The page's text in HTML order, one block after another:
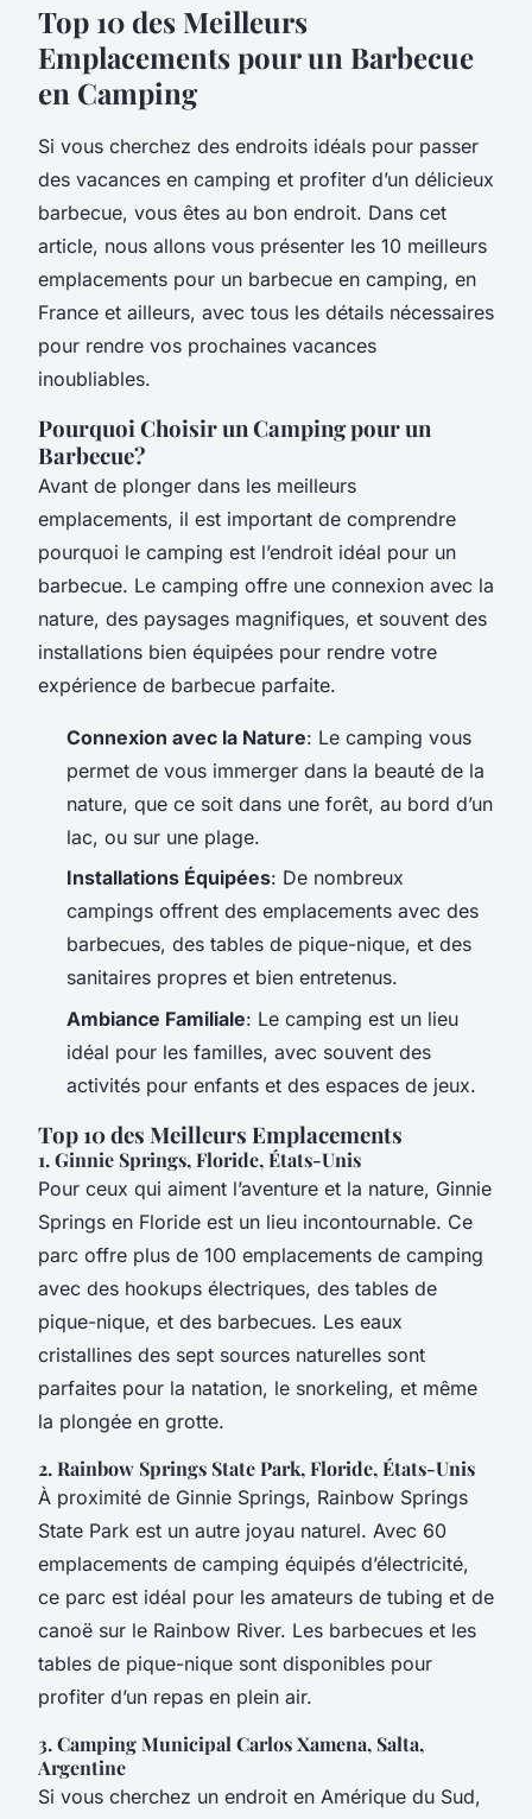
Top 10 des Meilleurs
Emplacements pour un Barbecue
en Camping
Si vous cherchez des endroits idéals pour passer
des vacances en camping et profiter d’un délicieux
barbecue, vous êtes au bon endroit. Dans cet
article, nous allons vous présenter les 10 meilleurs
emplacements pour un barbecue en camping, en
France et ailleurs, avec tous les détails nécessaires
pour rendre vos prochaines vacances
inoubliables.
Pourquoi Choisir un Camping pour un
Barbecue?
Avant de plonger dans les meilleurs
emplacements, il est important de comprendre
pourquoi le camping est l’endroit idéal pour un
barbecue. Le camping offre une connexion avec la
nature, des paysages magnifiques, et souvent des
installations bien équipées pour rendre votre
expérience de barbecue parfaite.
Connexion avec la Nature: Le camping vous
permet de vous immerger dans la beauté de la
nature, que ce soit dans une forêt, au bord d’un
lac, ou sur une plage.
Installations Équipées: De nombreux
campings offrent des emplacements avec des
barbecues, des tables de pique-nique, et des
sanitaires propres et bien entretenus.
Ambiance Familiale: Le camping est un lieu
idéal pour les familles, avec souvent des
activités pour enfants et des espaces de jeux.
Top 10 des Meilleurs Emplacements
1. Ginnie Springs, Floride, États-Unis
Pour ceux qui aiment l’aventure et la nature, Ginnie
Springs en Floride est un lieu incontournable. Ce
parc offre plus de 100 emplacements de camping
avec des hookups électriques, des tables de
pique-nique, et des barbecues. Les eaux
cristallines des sept sources naturelles sont
parfaites pour la natation, le snorkeling, et même
la plongée en grotte.
2. Rainbow Springs State Park, Floride, États-Unis
À proximité de Ginnie Springs, Rainbow Springs
State Park est un autre joyau naturel. Avec 60
emplacements de camping équipés d’électricité,
ce parc est idéal pour les amateurs de tubing et de
canoë sur le Rainbow River. Les barbecues et les
tables de pique-nique sont disponibles pour
profiter d’un repas en plein air.
3. Camping Municipal Carlos Xamena, Salta,
Argentine
Si vous cherchez un endroit en Amérique du Sud,